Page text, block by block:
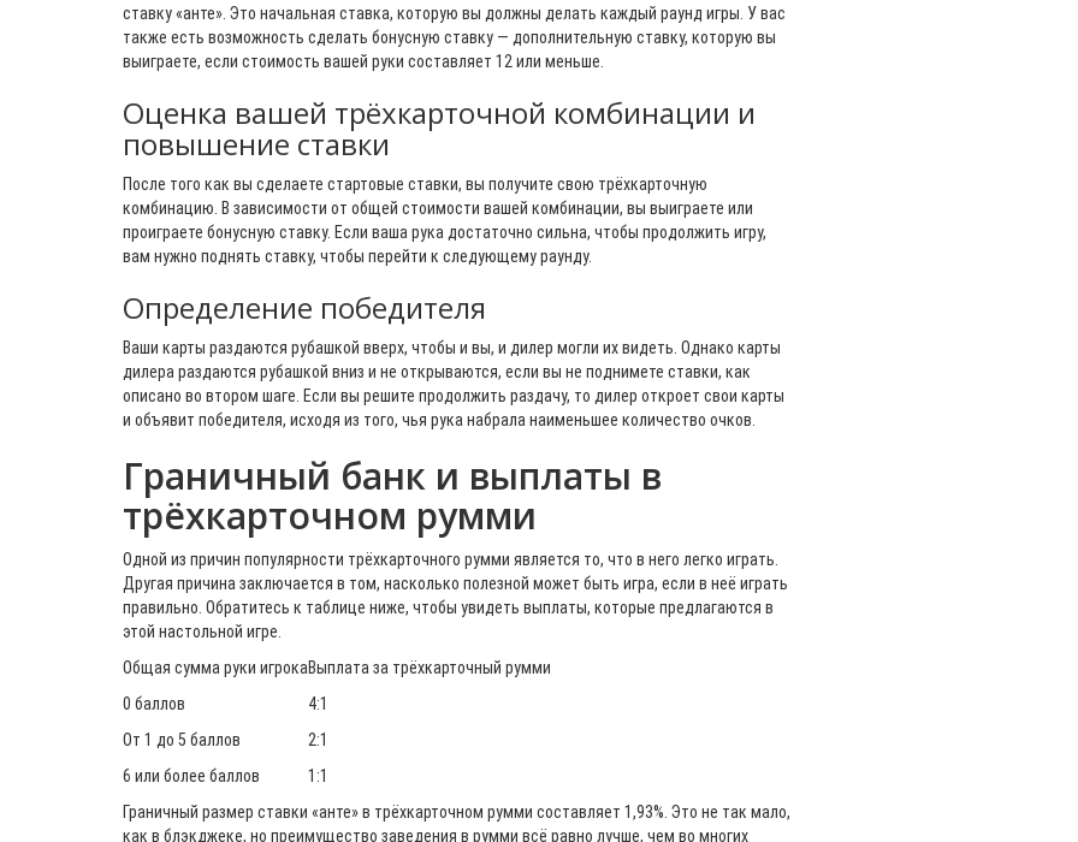
ставку «анте». Это начальная ставка, которую вы должны делать каждый раунд игры. У вас
также есть возможность сделать бонусную ставку — дополнительную ставку, которую вы
выиграете, если стоимость вашей руки составляет 12 или меньше.
Оценка вашей трёхкарточной комбинации и
повышение ставки
После того как вы сделаете стартовые ставки, вы получите свою трёхкарточную
комбинацию. В зависимости от общей стоимости вашей комбинации, вы выиграете или
проиграете бонусную ставку. Если ваша рука достаточно сильна, чтобы продолжить игру,
вам нужно поднять ставку, чтобы перейти к следующему раунду.
Определение победителя
Ваши карты раздаются рубашкой вверх, чтобы и вы, и дилер могли их видеть. Однако карты
дилера раздаются рубашкой вниз и не открываются, если вы не поднимете ставки, как
описано во втором шаге. Если вы решите продолжить раздачу, то дилер откроет свои карты
и объявит победителя, исходя из того, чья рука набрала наименьшее количество очков.
Граничный банк и выплаты в
трёхкарточном румми
Одной из причин популярности трёхкарточного румми является то, что в него легко играть.
Другая причина заключается в том, насколько полезной может быть игра, если в неё играть
правильно. Обратитесь к таблице ниже, чтобы увидеть выплаты, которые предлагаются в
этой настольной игре.
Общая сумма руки игрокаВыплата за трёхкарточный румми
0 баллов
4:1
От 1 до 5 баллов
2:1
6 или более баллов
1:1
Граничный размер ставки «анте» в трёхкарточном румми составляет 1,93%. Это не так мало,
как в блэкджеке, но преимущество заведения в румми всё равно лучше, чем во многих